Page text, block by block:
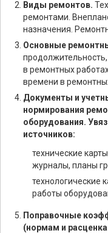
Виды ремонтов.
ремонтами.
назначения.
Основные
в ремонтных
времени в
Документы и
нормирования
оборудования.
источников:
технические
журналы, планы
технологические
работы
Поправочные
(нормам и